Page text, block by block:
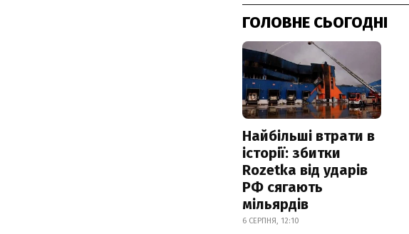
ГОЛОВНЕ СЬОГОДНІ
Найбільші втрати в
історії: збитки
Rozetka від ударів
РФ сягають
мільярдів
6 СЕРПНЯ, 12:10